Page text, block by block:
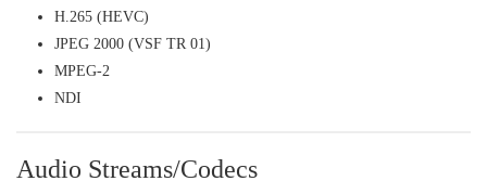
H.265 (HEVC)
JPEG 2000 (VSF TR 01)
MPEG-2
NDI
Audio Streams/Codecs